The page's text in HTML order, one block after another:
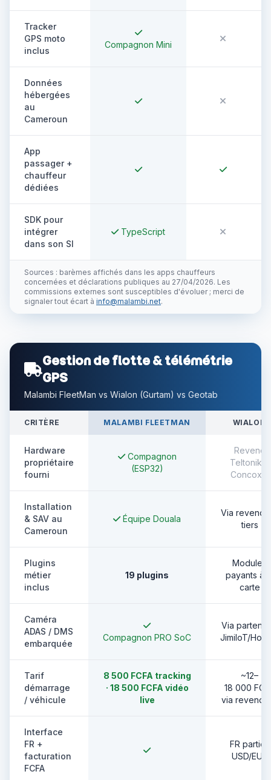
Tracker
GPS moto
inclus
Compagnon Mini
Données
hébergées
au
Cameroun
App
passager +
chauffeur
dédiées
SDK pour
intégrer
dans son SI
TypeScript
Sources : barèmes affichés dans les apps chauffeurs
concernées et déclarations publiques au 27/04/2026. Les
commissions externes sont susceptibles d'évoluer ; merci de
signaler tout écart à info@malambi.net.
Gestion de flotte & télémétrie
GPS
Malambi FleetMan vs Wialon (Gurtam) vs Geotab
CRITÈRE MALAMBI FLEETMAN WIALON
Hardware
propriétaire
fourni
Compagnon
(ESP32)
Revend
Teltonika,
Concox…
Installation
& SAV au
Cameroun
Équipe Douala
Via
tiers
Plugins
métier
inclus
19 plugins
Modules
payants à
carte
Caméra
ADAS / DMS
embarquée
Compagnon PRO SoC
Via
JimiIoT/
Tarif
démarrage
/ véhicule
8 500 FCFA tracking
· 18 500 FCFA vidéo
live
~12–
18 000
via
Interface
FR +
facturation
FCFA
FR partiel,
USD/EUR